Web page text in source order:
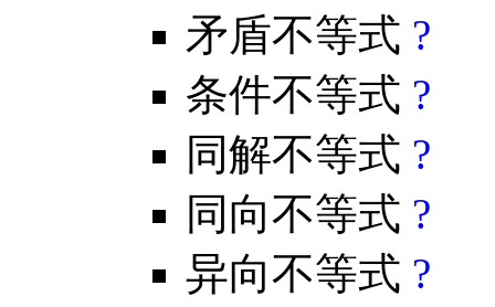
矛盾不等式 ?
条件不等式 ?
同解不等式 ?
同向不等式 ?
异向不等式 ?